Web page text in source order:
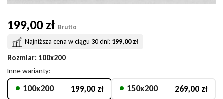
199,00 zł Brutto
Najniższa cena w ciągu 30 dni: 199,00 zł
Rozmiar: 100x200
Inne warianty:
100x200 199,00 zł 150x200 269,00 zł